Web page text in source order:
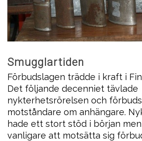
Smugglartiden
Förbudslagen trädde i kraft i
Det följande decenniet tävlade
nykterhetsrörelsen och
motståndare om anhängare.
hade ett stort stöd i början
vanligare att motsätta sig